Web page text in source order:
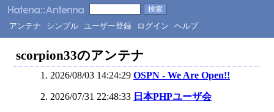
アンテナ シンプル ユーザー登録 ログイン ヘルプ
scorpion33のアンテナ
2026/08/03 14:24:29 OSPN - We Are Open!!
2026/07/31 22:48:33 日本PHPユーザ会